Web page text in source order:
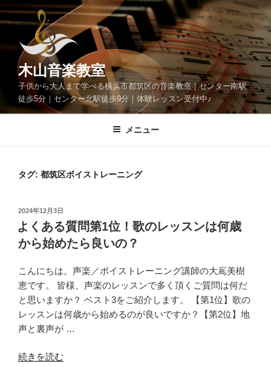
ン
ン
キ
木山音楽教室
子供から大人まで学べる横浜市都筑区の音楽教室｜センター南駅
徒歩5分｜センター北駅徒歩9分｜体験レッスン受付中♪
メニュー
タグ: 都筑区ボイストレーニング
投
稿
日:
2024年12月3日
よくある質問第1位！歌のレッスンは何歳
から始めたら良いの？
こんにちは。声楽／ボイストレーニング講師の大嶌美樹
恵です。 皆様、声楽のレッスンで多く頂くご質問は何だ
と思いますか？ ベスト3をご紹介します。 【第1位】歌の
レッスンは何歳から始めるのが良いですか？【第2位】地
声と裏声が …
“よ
続きを読む